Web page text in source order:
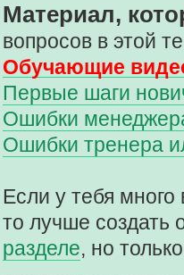
Материал,
вопросов в этой
Обучающие
Первые шаги
Ошибки
Ошибки тренера
Если у тебя много
то лучше создать
разделе, но